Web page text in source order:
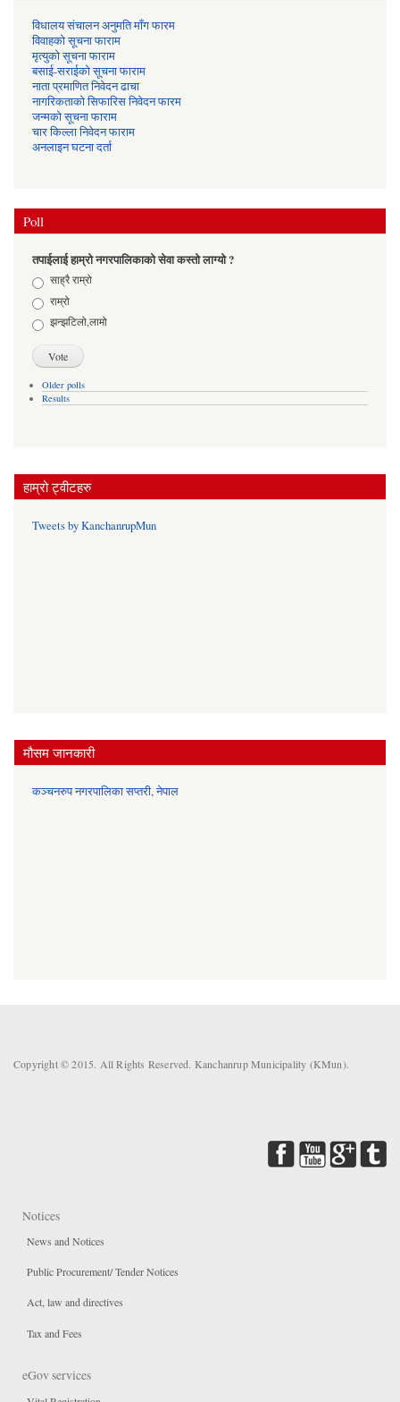
विधालय संचालन अनुमति माँग फारम
विवाहको सूचना फाराम
मृत्युको सूचना फाराम
बसाई-सराईको सूचना फाराम
नाता प्रमाणित निवेदन ढाचा
नागरिकताको सिफारिस निवेदन फारम
जन्मको सूचना फाराम
चार किल्ला निवेदन फाराम
अनलाइन घटना दर्ता
Poll
तपाईलाई हाम्रो नगरपालिकाको सेवा कस्तो लाग्यो ?
Choicesसाह्रै राम्रो
राम्रो
झन्झटिलो,लामो
Older polls
Results
हाम्रो ट्वीटहरु
Tweets by KanchanrupMun
मौसम जानकारी
कञ्चनरुप नगरपालिका सप्तरी, नेपाल
Copyright © 2015. All Rights Reserved. Kanchanrup Municipality (KMun).
Notices
News and Notices
Public Procurement/ Tender Notices
Act, law and directives
Tax and Fees
eGov services